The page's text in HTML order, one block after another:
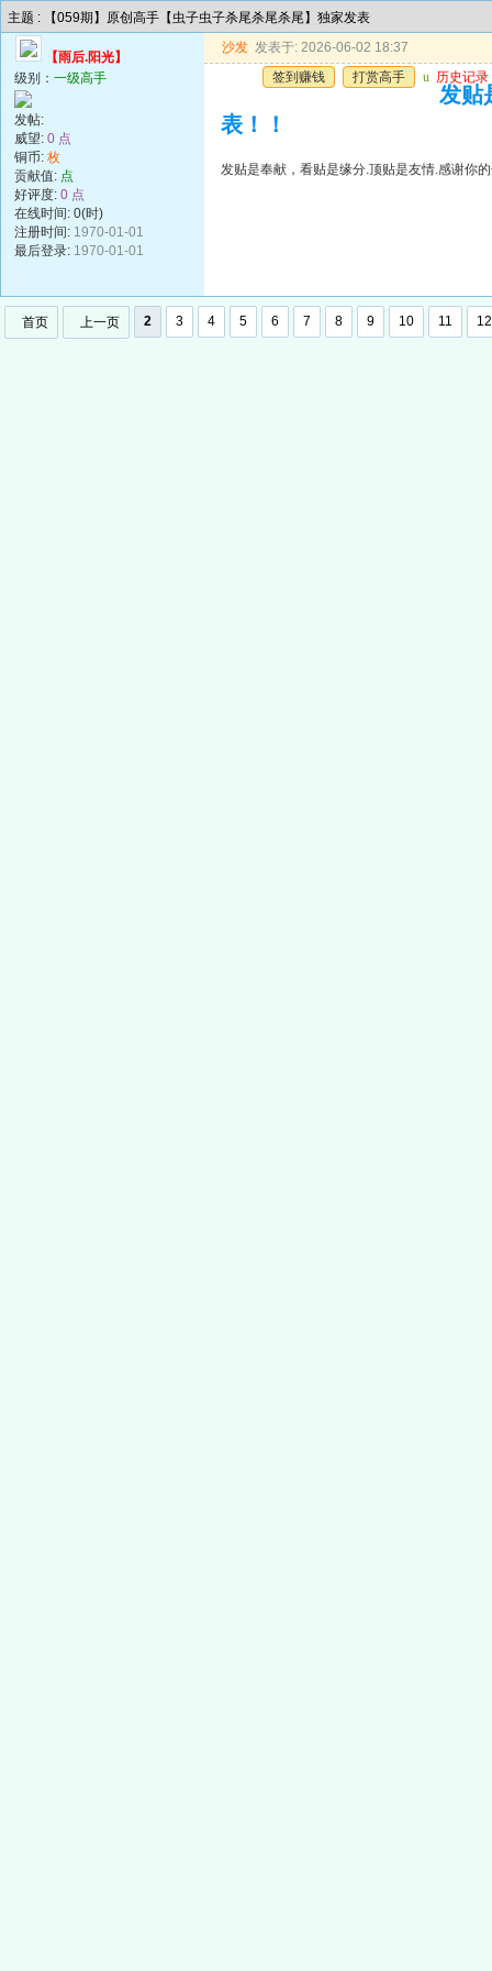
主题 : 【059期】原创高手【虫子虫子杀尾杀尾杀尾】独家发表
【雨后.阳光】
级别： 一级高手
发帖:
威望: 0 点
铜币: 枚
贡献值: 点
好评度: 0 点
在线时间: 0(时)
注册时间: 1970-01-01
最后登录: 1970-01-01
沙发 发表于: 2026-06-02 18:37
签到赚钱
打赏高手 u 历史记录
发贴
表！！
发贴是奉献，看贴是缘分.顶贴是友情.感谢你
首页 上一页 2 3 4 5 6 7 8 9 10 11 12